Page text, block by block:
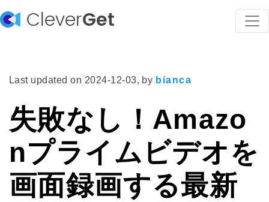
CleverGet
Last updated on 2024-12-03, by bianca
失敗なし！Amazo
nプライムビデオを
画面録画する最新